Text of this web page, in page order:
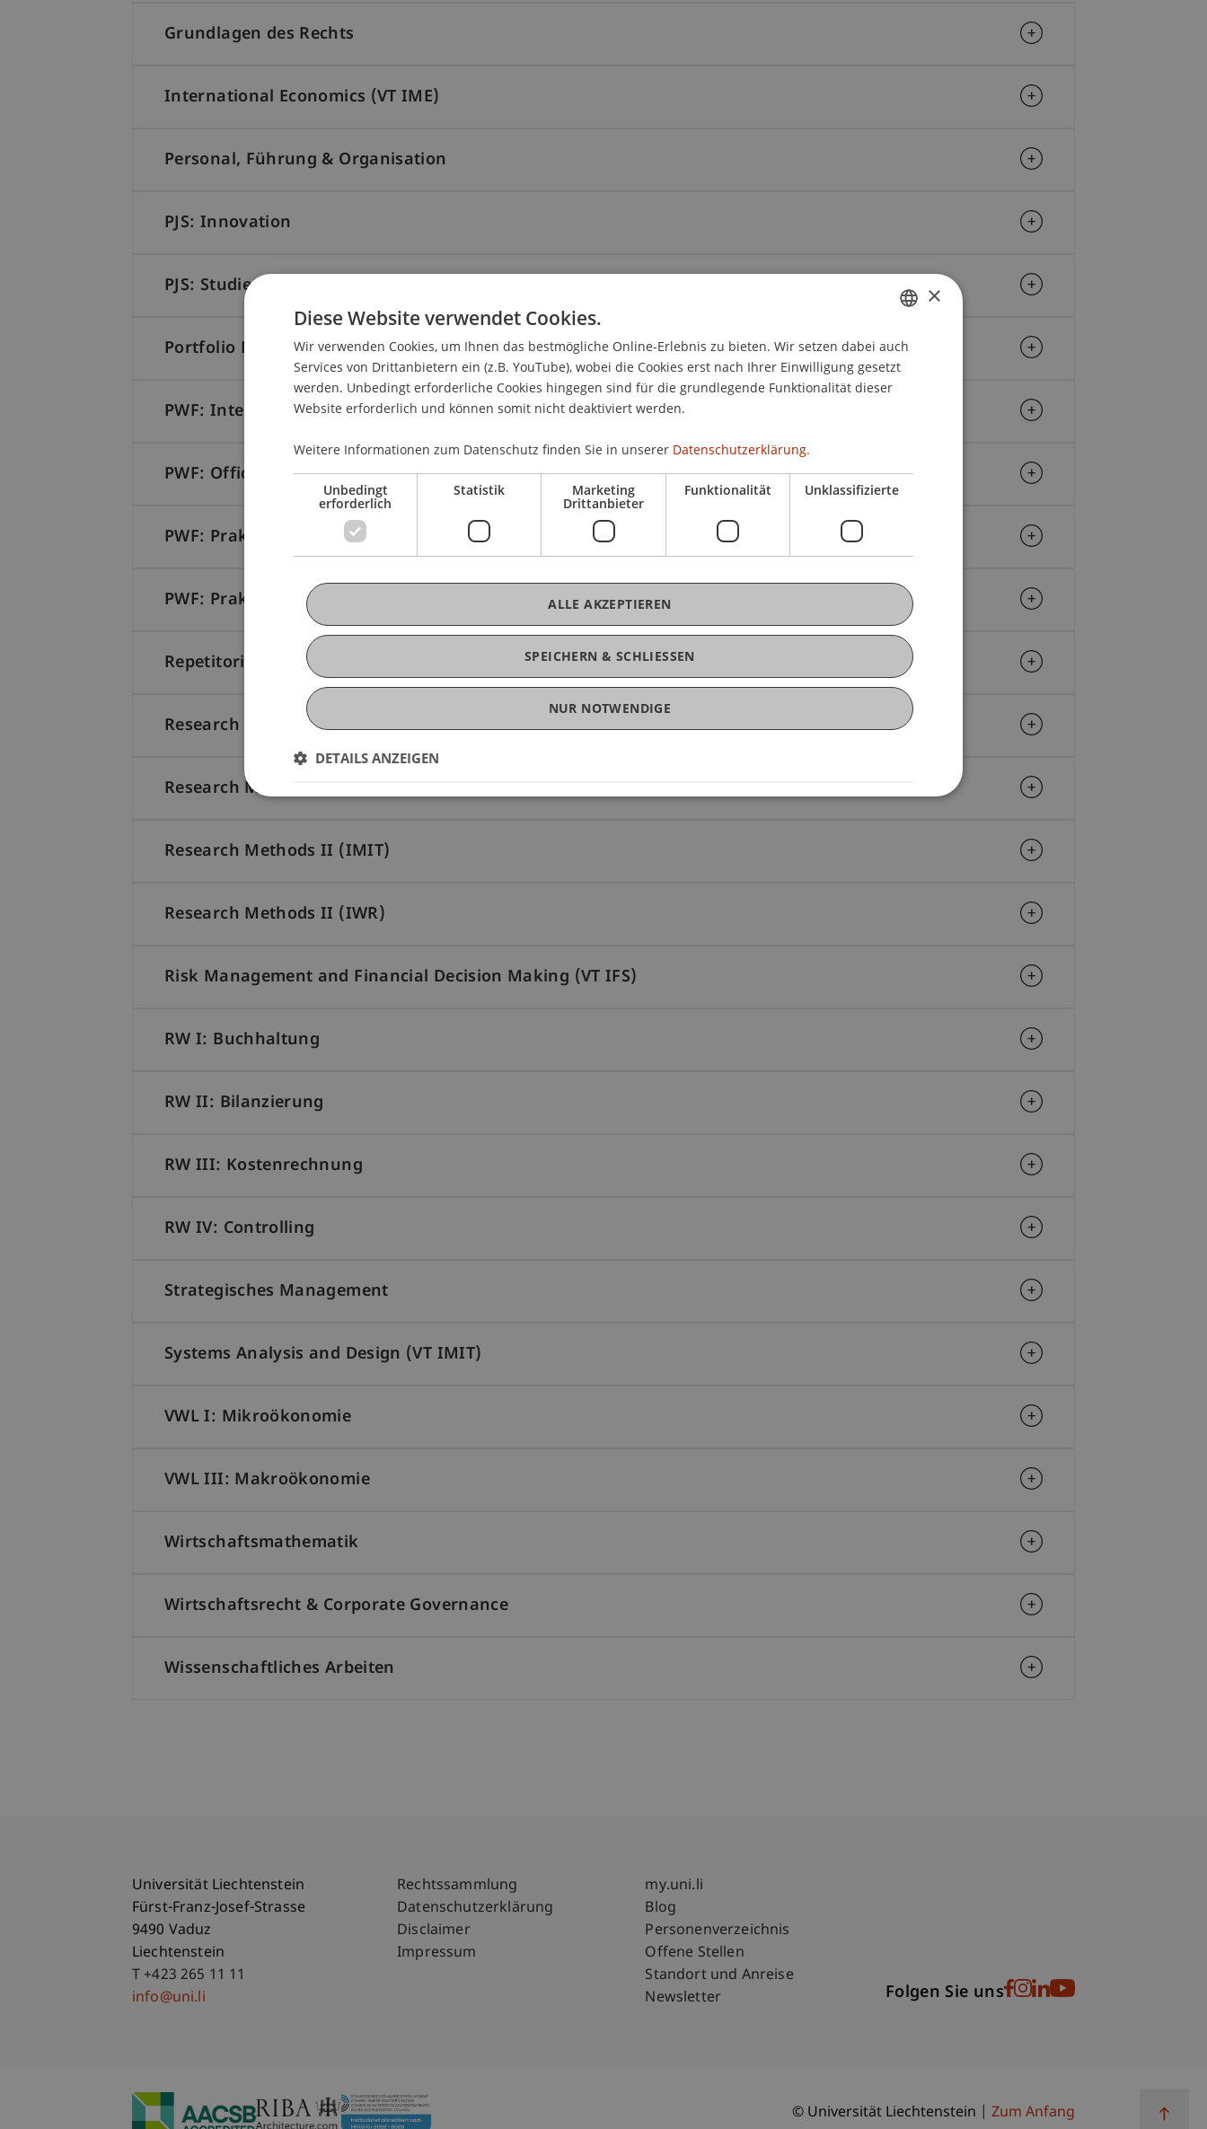
Grundlagen des Rechts
International Economics (VT IME)
Personal, Führung & Organisation
PJS: Innovation
PJS: Studienreise 1
Portfolio Management (VT IFS)
PWF: International Accounting Standards
PWF: Office Automation
PWF: Praktikum (150 Stunden)
PWF: Praktikum (300 Stunden)
Repetitorium Mathematik
Research Methods II (IFS)
Research Methods II (IME)
Research Methods II (IMIT)
Research Methods II (IWR)
Risk Management and Financial Decision Making (VT IFS)
RW I: Buchhaltung
RW II: Bilanzierung
RW III: Kostenrechnung
RW IV: Controlling
Strategisches Management
Systems Analysis and Design (VT IMIT)
VWL I: Mikroökonomie
VWL III: Makroökonomie
Wirtschaftsmathematik
Wirtschaftsrecht & Corporate Governance
Wissenschaftliches Arbeiten
Universität Liechtenstein
Fürst-Franz-Josef-Strasse
9490 Vaduz
Liechtenstein
T +423 265 11 11
info@uni.li
Fußzeile Rechtliche Hinweise
Rechtssammlung
Datenschutzerklärung
Disclaimer
Impressum
Fußzeile Subdomain-Verzeichnis
my.uni.li
Blog
Personenverzeichnis
Offene Stellen
Standort und Anreise
Newsletter
Folgen Sie uns
© Universität Liechtenstein Zum Anfang
GERMAN
ENGLISH
×
Diese Website verwendet Cookies.
Wir verwenden Cookies, um Ihnen das bestmögliche Online-Erlebnis zu bieten. Wir setzen dabei auch
Services von Drittanbietern ein (z.B. YouTube), wobei die Cookies erst nach Ihrer Einwilligung gesetzt
werden. Unbedingt erforderliche Cookies hingegen sind für die grundlegende Funktionalität dieser
Website erforderlich und können somit nicht deaktiviert werden.
Weitere Informationen zum Datenschutz finden Sie in unserer Datenschutzerklärung.
Unbedingt
erforderlich
Statistik Marketing
Drittanbieter
Funktionalität Unklassifizierte
SPEICHERN & SCHLIESSEN
ALLE AKZEPTIEREN
NUR NOTWENDIGE
DETAILS ANZEIGEN